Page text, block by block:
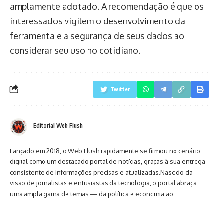
amplamente adotado. A recomendação é que os
interessados vigilem o desenvolvimento da
ferramenta e a segurança de seus dados ao
considerar seu uso no cotidiano.
Twitter
Editorial Web Flush
Lançado em 2018, o Web Flush rapidamente se firmou no cenário
digital como um destacado portal de notícias, graças à sua entrega
consistente de informações precisas e atualizadas.Nascido da
visão de jornalistas e entusiastas da tecnologia, o portal abraça
uma ampla gama de temas — da política e economia ao